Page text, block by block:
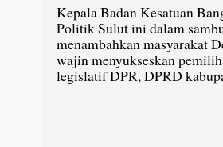
Kepala Badan Kesatuan
Politik Sulut ini dalam
menambahkan masyarakat
wajin menyukseskan
legislatif DPR, DPRD